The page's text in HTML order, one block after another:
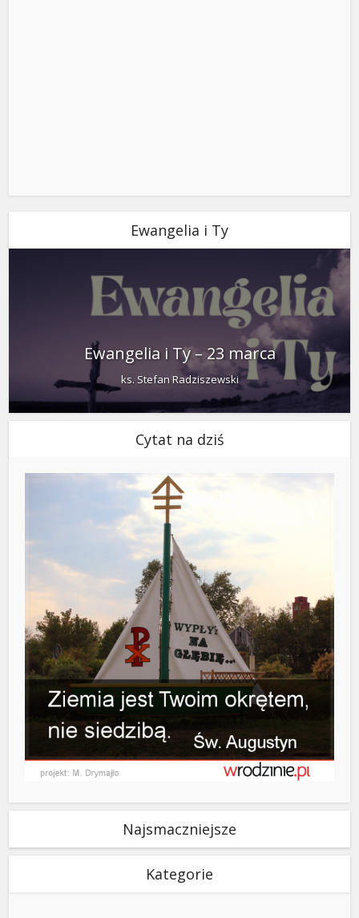
Ewangelia i Ty
Ewangelia i Ty – 23 marca
ks. Stefan Radziszewski
Cytat na dziś
Najsmaczniejsze
Kategorie